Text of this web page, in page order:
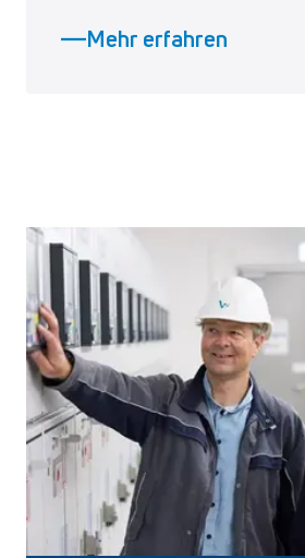
Mehr erfahren